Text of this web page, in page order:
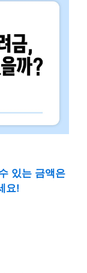
있는 금액은
요!